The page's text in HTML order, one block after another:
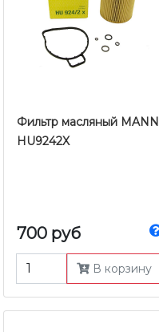
Фильтр масляный MANN
HU9242X
700 руб
В корзину